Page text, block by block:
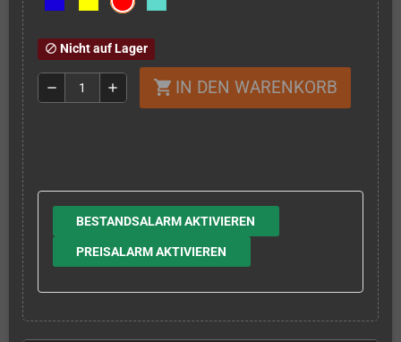
block Nicht auf Lager
remove add shopping_cart IN DEN WARENKORB
BESTANDSALARM AKTIVIEREN
PREISALARM AKTIVIEREN